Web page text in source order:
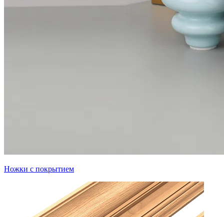
Ножки с покрытием